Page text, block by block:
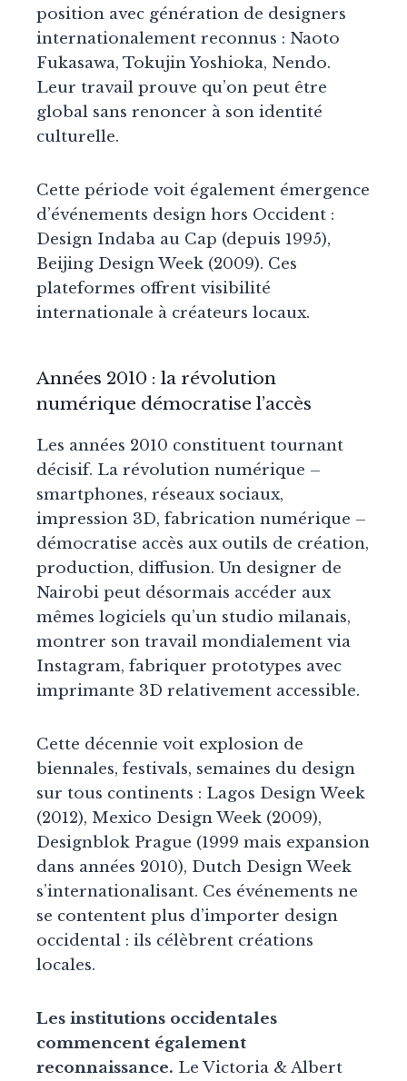
position avec génération de designers
internationalement reconnus : Naoto
Fukasawa, Tokujin Yoshioka, Nendo.
Leur travail prouve qu’on peut être
global sans renoncer à son identité
culturelle.
Cette période voit également émergence
d’événements design hors Occident :
Design Indaba au Cap (depuis 1995),
Beijing Design Week (2009). Ces
plateformes offrent visibilité
internationale à créateurs locaux.
Années 2010 : la révolution
numérique démocratise l’accès
Les années 2010 constituent tournant
décisif. La révolution numérique –
smartphones, réseaux sociaux,
impression 3D, fabrication numérique –
démocratise accès aux outils de création,
production, diffusion. Un designer de
Nairobi peut désormais accéder aux
mêmes logiciels qu’un studio milanais,
montrer son travail mondialement via
Instagram, fabriquer prototypes avec
imprimante 3D relativement accessible.
Cette décennie voit explosion de
biennales, festivals, semaines du design
sur tous continents : Lagos Design Week
(2012), Mexico Design Week (2009),
Designblok Prague (1999 mais expansion
dans années 2010), Dutch Design Week
s’internationalisant. Ces événements ne
se contentent plus d’importer design
occidental : ils célèbrent créations
locales.
Les institutions occidentales
commencent également
reconnaissance. Le Victoria & Albert